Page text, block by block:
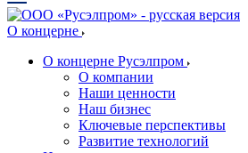
О концерне
О концерне Русэлпром
О компании
Наши ценности
Наш бизнес
Ключевые перспективы
Развитие технологий